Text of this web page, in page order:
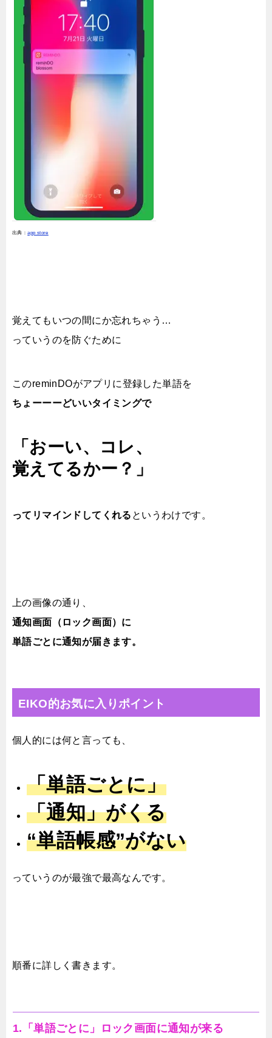
出典：app store
覚えてもいつの間にか忘れちゃう…
っていうのを防ぐために
このreminDOがアプリに登録した単語を
ちょーーーどいいタイミングで
「おーい、コレ、
覚えてるかー？」
ってリマインドしてくれる というわけです。
上の画像の通り、
通知画面（ロック画面）に
単語ごとに通知が届きます。
EIKO的お気に入りポイント
個人的には何と言っても、
「単語ごとに」
「通知」がくる
“単語帳感”がない
っていうのが最強で最高なんです。
順番に詳しく書きます。
1.「単語ごとに」ロック画面に通知が来る